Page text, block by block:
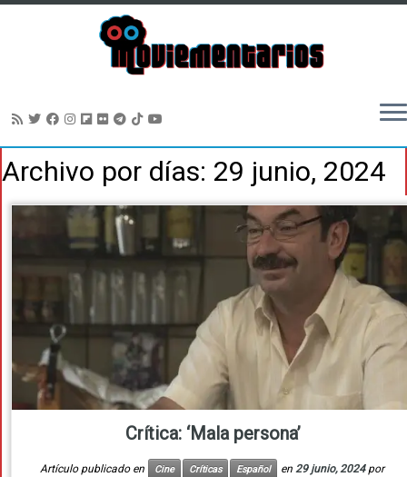
al
Archivo por días: 29 junio, 2024
Crítica: ‘Mala persona’
Artículo publicado en Cine Críticas Español en 29 junio, 2024 por